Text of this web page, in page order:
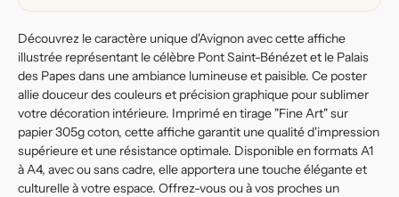
Découvrez le caractère unique d'Avignon avec cette affiche
illustrée représentant le célèbre Pont Saint-Bénézet et le Palais
des Papes dans une ambiance lumineuse et paisible. Ce poster
allie douceur des couleurs et précision graphique pour sublimer
votre décoration intérieure. Imprimé en tirage "Fine Art" sur
papier 305g coton, cette affiche garantit une qualité d'impression
supérieure et une résistance optimale. Disponible en formats A1
à A4, avec ou sans cadre, elle apportera une touche élégante et
culturelle à votre espace. Offrez-vous ou à vos proches un